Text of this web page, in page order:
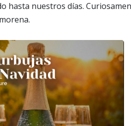
hasta nuestros días.